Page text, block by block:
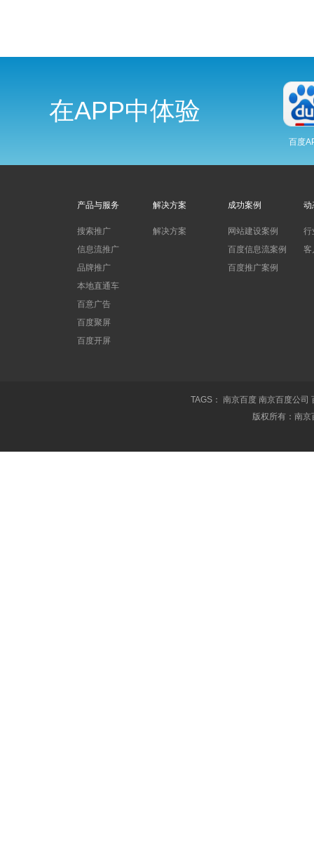
在APP中体验
百度
产品与服务
搜索推广
信息流推广
品牌推广
本地直通车
百意广告
百度聚屏
百度开屏
解决方案
解决方案
成功案例
网站建设案例
百度信息流案例
百度推广案例
动
行
客
TAGS： 南京百度 南京百度公司
版权所有：南